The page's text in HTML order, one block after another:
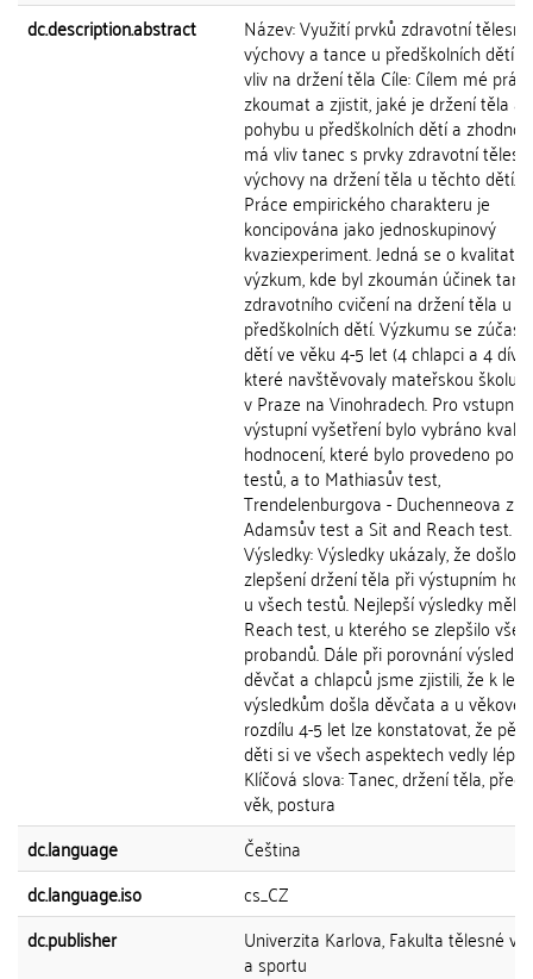
dc.description.abstract
Název: Využití prvků zdravotní tělesné
výchovy a tance u předškolních dětí
vliv na držení těla Cíle: Cílem mé
zkoumat a zjistit, jaké je držení těla a
pohybu u předškolních dětí a
má vliv tanec s prvky zdravotní
výchovy na držení těla u těchto dětí.
Práce empirického charakteru je
koncipována jako jednoskupinový
kvaziexperiment. Jedná se o
výzkum, kde byl zkoumán účinek
zdravotního cvičení na držení těla u
předškolních dětí. Výzkumu se
dětí ve věku 4-5 let (4 chlapci a 4
které navštěvovaly mateřskou školu
v Praze na Vinohradech. Pro vstupní a
výstupní vyšetření bylo vybráno
hodnocení, které bylo provedeno
testů, a to Mathiasův test,
Trendelenburgova - Duchenneova
Adamsův test a Sit and Reach test.
Výsledky: Výsledky ukázaly, že došlo
zlepšení držení těla při výstupním
u všech testů. Nejlepší výsledky měl
Reach test, u kterého se zlepšilo
probandů. Dále při porovnání výsledků
děvčat a chlapců jsme zjistili, že k
výsledkům došla děvčata a u
rozdílu 4-5 let lze konstatovat, že
děti si ve všech aspektech vedly lépe.
Klíčová slova: Tanec, držení těla,
věk, postura
dc.language
Čeština
dc.language.iso
cs_CZ
dc.publisher
Univerzita Karlova, Fakulta tělesné
a sportu